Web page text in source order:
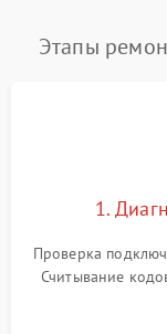
Замена платы
Этапы
1.
Проверка
Считывание
выявления